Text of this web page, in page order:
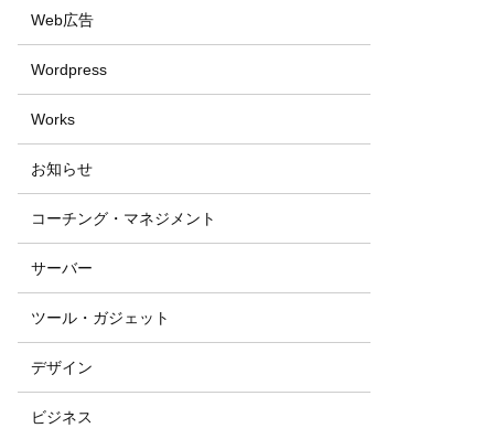
Web広告
Wordpress
Works
お知らせ
コーチング・マネジメント
サーバー
ツール・ガジェット
デザイン
ビジネス